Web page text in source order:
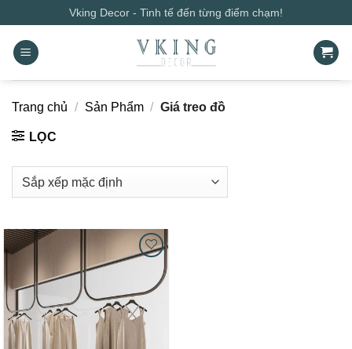
qua
nội
dung
Vking Decor - Tinh tế đến từng điểm chạm!
Trang chủ / Sản Phẩm / Giá treo đồ
LỌC
wishlist